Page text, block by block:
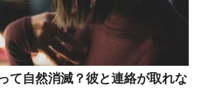
て自然消滅？彼と連絡が取れな